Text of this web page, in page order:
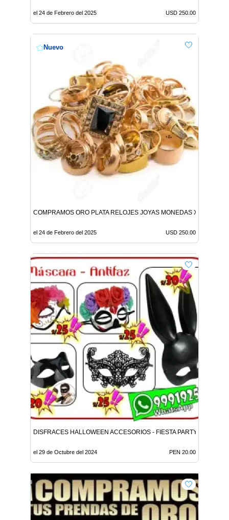
el 24 de Febrero del 2025 USD 250.00
Nuevo
COMPRAMOS ORO PLATA RELOJES JOYAS MONEDAS X MAYOR
el 24 de Febrero del 2025 USD 250.00
DISFRACES HALLOWEEN ACCESORIOS - FIESTA PARTY
el 29 de Octubre del 2024 PEN 20.00